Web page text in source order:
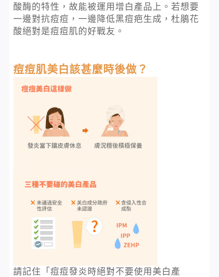
酸酶的特性，故能被運用增白產品上。若想要
一邊對抗痘痘，一邊降低黑痘疤生成，杜鵑花
酸絕對是痘痘肌的好戰友。
痘痘肌美白該甚麼時後做？
請記住「痘痘發炎時絕對不要使用美白產